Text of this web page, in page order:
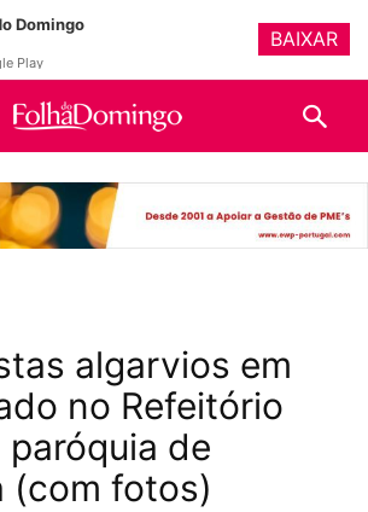
algarvios em
no Refeitório
paróquia de
(com fotos)
Domingo
Play
BAIXAR